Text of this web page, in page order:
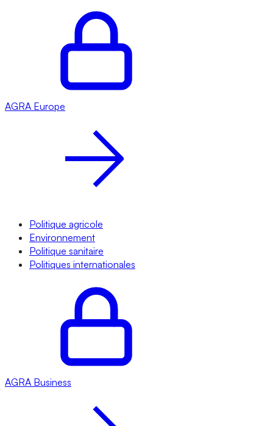
AGRA Europe
Politique agricole
Environnement
Politique sanitaire
Politiques internationales
AGRA Business